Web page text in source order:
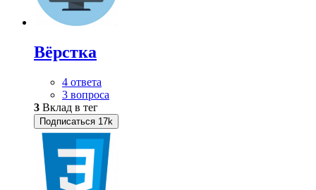
Вёрстка
4 ответа
3 вопроса
3 Вклад в тег
Подписаться 17k